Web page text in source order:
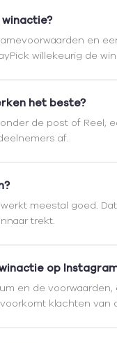
en
willekeurig de
het beste?
de post of Reel,
af.
meestal goed.
trekt.
op
en de
klachten van